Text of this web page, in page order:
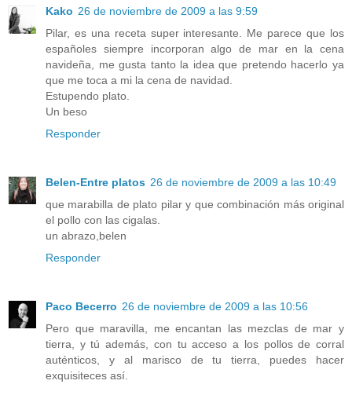
Kako 26 de noviembre de 2009 a las 9:59
Pilar, es una receta super interesante. Me parece que los
españoles siempre incorporan algo de mar en la cena
navideña, me gusta tanto la idea que pretendo hacerlo ya
que me toca a mi la cena de navidad.
Estupendo plato.
Un beso
Responder
Belen-Entre platos 26 de noviembre de 2009 a las 10:49
que marabilla de plato pilar y que combinación más original
el pollo con las cigalas.
un abrazo,belen
Responder
Paco Becerro 26 de noviembre de 2009 a las 10:56
Pero que maravilla, me encantan las mezclas de mar y
tierra, y tú además, con tu acceso a los pollos de corral
auténticos, y al marisco de tu tierra, puedes hacer
exquisiteces así.